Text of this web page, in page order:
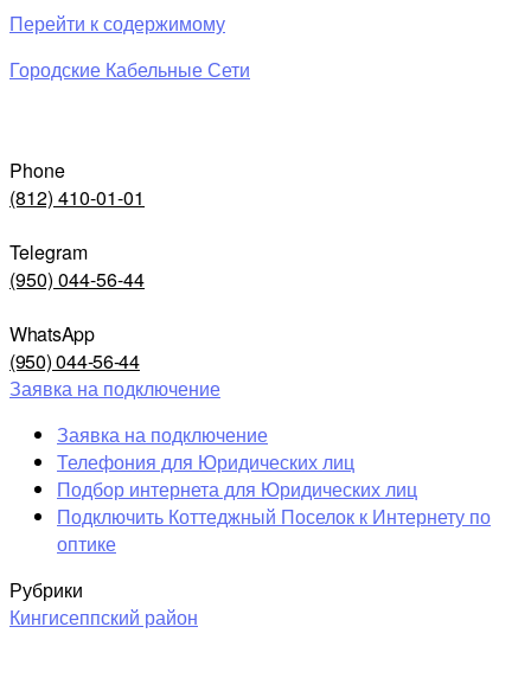
Перейти к содержимому
Городские Кабельные Сети
Phone
(812) 410-01-01
Telegram
(950) 044-56-44
WhatsApp
(950) 044-56-44
Заявка на подключение
Заявка на подключение
Телефония для Юридических лиц
Подбор интернета для Юридических лиц
Подключить Коттеджный Поселок к Интернету по
оптике
Рубрики
Кингисеппский район